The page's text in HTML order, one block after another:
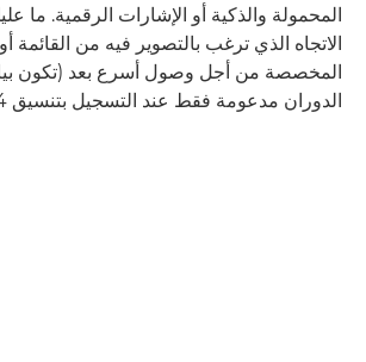
المحمولة والذكية أو الإشارات الرقمية. ما
الاتجاه الذي ترغب بالتصوير فيه من القائمة
المخصصة من أجل وصول أسرع بعد (تكون
الدوران مدعومة فقط عند التسجيل بتنسيق MP4).